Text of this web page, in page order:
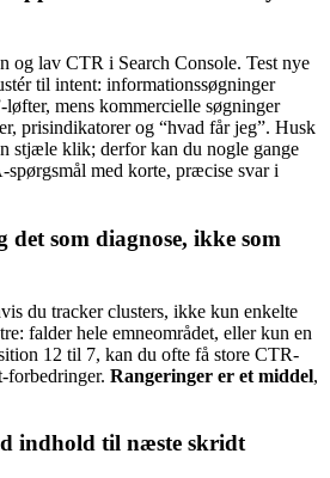
og lav CTR i Search Console. Test nye
til intent: informationssøgninger
mens kommercielle søgninger
prisindikatorer og “hvad får jeg”. Husk
stjæle klik; derfor kan du nogle gange
med korte, præcise svar i
som diagnose, ikke som
du tracker clusters, ikke kun enkelte
falder hele emneområdet, eller kun en
12 til 7, kan du ofte få store CTR-
forbedringer. Rangeringer er et middel,
indhold til næste skridt